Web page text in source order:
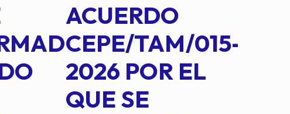
ACUERDO
CEPE/TAM/015-
2026 POR EL
QUE SE